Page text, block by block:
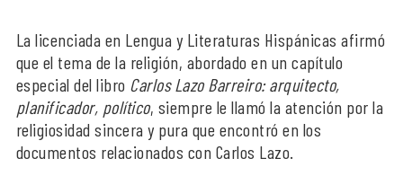
La licenciada en Lengua y Literaturas Hispánicas afirmó
que el tema de la religión, abordado en un capítulo
especial del libro Carlos Lazo Barreiro: arquitecto,
planificador, político, siempre le llamó la atención por la
religiosidad sincera y pura que encontró en los
documentos relacionados con Carlos Lazo.